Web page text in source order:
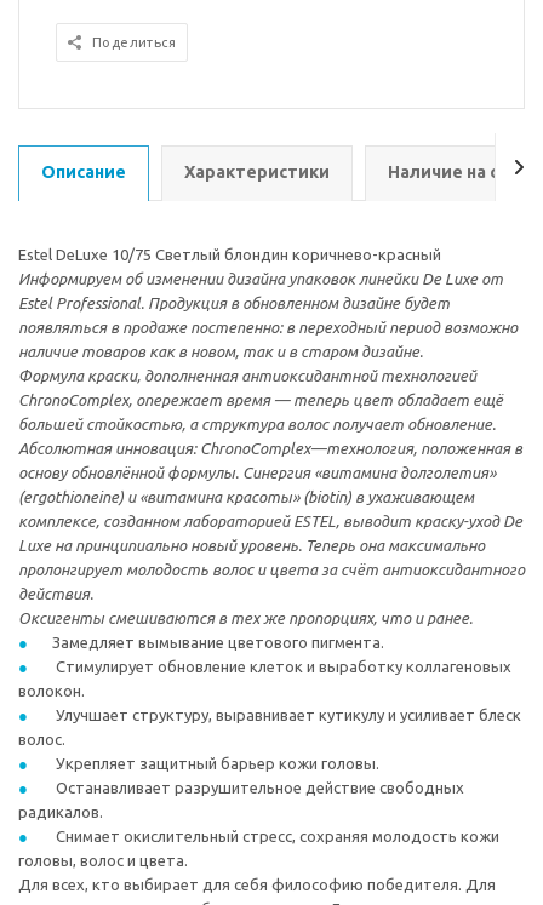
Поделиться
Описание Характеристики Наличие на
Estel DeLuxe 10/75 Светлый блондин коричнево-красный
Информируем об изменении дизайна упаковок линейки De Luxe от
Estel Professional. Продукция в обновленном дизайне будет
появляться в продаже постепенно: в переходный период возможно
наличие товаров как в новом, так и в старом дизайне.
Формула краски, дополненная антиоксидантной технологией
ChronoComplex, опережает время — теперь цвет обладает ещё
большей стойкостью, а структура волос получает обновление.
Абсолютная инновация: ChronoComplex—технология, положенная в
основу обновлённой формулы. Синергия «витамина долголетия»
(ergothioneine) и «витамина красоты» (biotin) в ухаживающем
комплексе, созданном лабораторией ESTEL, выводит краску-уход De
Luxe на принципиально новый уровень. Теперь она максимально
пролонгирует молодость волос и цвета за счёт антиоксидантного
действия.
Оксигенты смешиваются в тех же пропорциях, что и ранее.
Замедляет вымывание цветового пигмента.
Стимулирует обновление клеток и выработку коллагеновых
волокон.
Улучшает структуру, выравнивает кутикулу и усиливает блеск
волос.
Укрепляет защитный барьер кожи головы.
Останавливает разрушительное действие свободных
радикалов.
Снимает окислительный стресс, сохраняя молодость кожи
головы, волос и цвета.
Для всех, кто выбирает для себя философию победителя. Для